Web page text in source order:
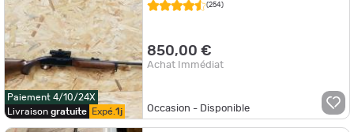
Paiement 4/10/24X
Livraison gratuite Expé. 1j
(254)
850,00 €
Achat Immédiat
Occasion - Disponible